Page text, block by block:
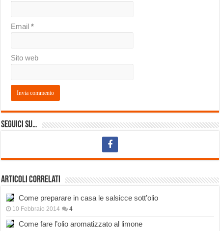
Email*
Sito web
Seguici su…
Articoli correlati
Come preparare in casa le salsicce sott’olio
10 Febbraio 2014 4
Come fare l’olio aromatizzato al limone